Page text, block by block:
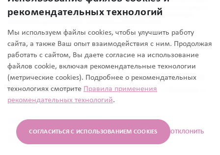
Лэбораториз» в целях повышения осведомлённости общественности о вопросах
состояния здоровья. Информация в материале не заменяет консультации
18+ Информация, представленная на сайте,
предназначена для просмотра только
совершеннолетними лицами.
© 2026 ООО «Эбботт Лэбораториз», 125171, Россия,
Москва, Ленинградское шоссе, дом 16А, строение 1.
Телефон: +7 (495) 258 42 80
ИМЕЮТСЯ ПРОТИВОПОКАЗАНИЯ,
НЕОБХОДИМО ПРОКОНСУЛЬТИРОВАТЬСЯ
СО СПЕЦИАЛИСТОМ
рекомендательных технологий
Мы используем файлы cookies, чтобы улучшить работу
сайта, а также Ваш опыт взаимодействия с ним. Продолжая
работать с сайтом, Вы даете согласие на использование
файлов cookie, включая рекомендательные технологии
(метрические cookies). Подробнее о рекомендательных
технологиях смотрите Правила применения
рекомендательных технологий.
СОГЛАСИТЬСЯ С ИСПОЛЬЗОВАНИЕМ COOKIES ОТКЛОНИТЬ